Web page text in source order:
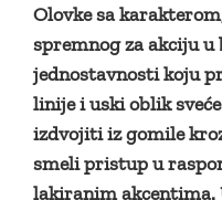
Olovke sa
spremnog za akciju
jednostavnosti koju
linije i uski oblik
izdvojiti iz gomile
smeli pristup u
lakiranim akcentima.